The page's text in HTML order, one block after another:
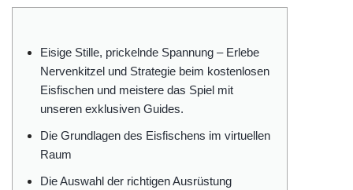
Eisige Stille, prickelnde Spannung – Erlebe
Nervenkitzel und Strategie beim kostenlosen
Eisfischen und meistere das Spiel mit
unseren exklusiven Guides.
Die Grundlagen des Eisfischens im virtuellen
Raum
Die Auswahl der richtigen Ausrüstung